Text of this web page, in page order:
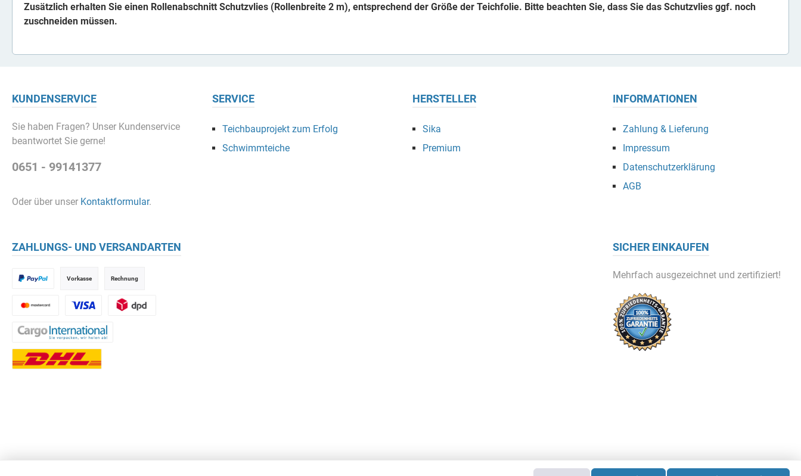
Zusätzlich erhalten Sie einen Rollenabschnitt Schutzvlies (Rollenbreite 2 m), entsprechend der Größe der Teichfolie. Bitte beachten Sie, dass Sie das Schutzvlies ggf. noch
zuschneiden müssen.
KUNDENSERVICE
Sie haben Fragen? Unser Kundenservice
beantwortet Sie gerne!
0651 - 99141377
Oder über unser Kontaktformular.
SERVICE
Teichbauprojekt zum Erfolg
Schwimmteiche
HERSTELLER
Sika
Premium
INFORMATIONEN
Zahlung & Lieferung
Impressum
Datenschutzerklärung
AGB
ZAHLUNGS- UND VERSANDARTEN
Vorkasse Rechnung
SICHER EINKAUFEN
Mehrfach ausgezeichnet und zertifiziert!